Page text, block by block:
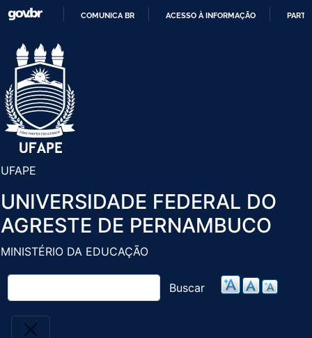
Pular
COMUNICA BR ACESSO À INFORMAÇÃO
UFAPE
UNIVERSIDADE FEDERAL DO
AGRESTE DE PERNAMBUCO
MINISTÉRIO DA EDUCAÇÃO
Buscar